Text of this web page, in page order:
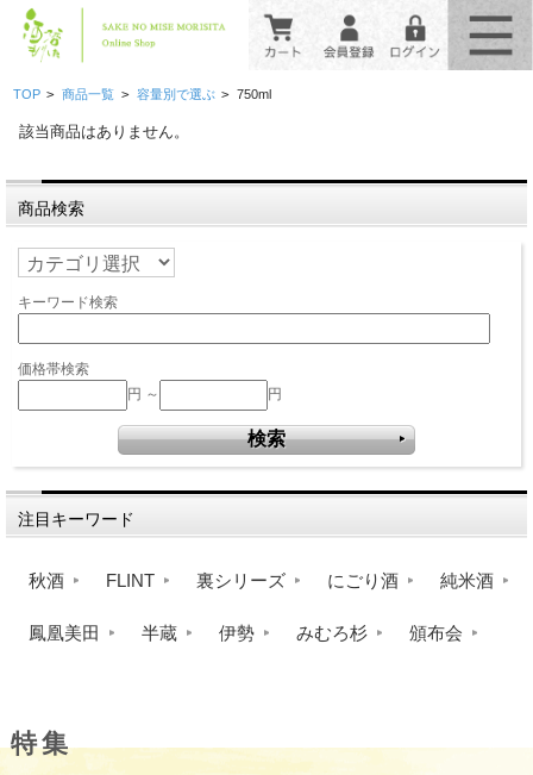
TOP > 商品一覧 > 容量別で選ぶ > 750ml
該当商品はありません。
商品検索
キーワード検索
価格帯検索
円 ～
円
注目キーワード
秋酒 FLINT 裏シリーズ にごり酒 純米酒
鳳凰美田 半蔵 伊勢 みむろ杉 頒布会
特集